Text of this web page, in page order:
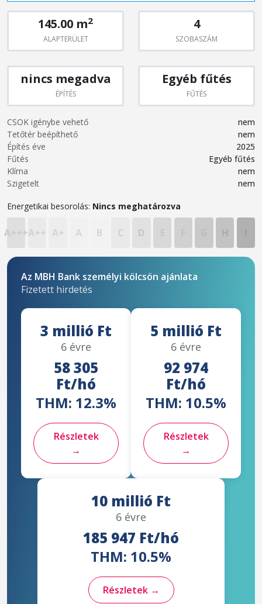
145.00 m2
ALAPTERÜLET
4
SZOBASZÁM
nincs megadva
ÉPÍTÉS
Egyéb fűtés
FŰTÉS
CSOK igénybe vehető
nem
Tetőtér beépíthető
nem
Építés éve
2025
Fűtés
Egyéb fűtés
Klíma
nem
Szigetelt
nem
Energetikai besorolás: Nincs meghatározva
A+++A++ A+ A B C D
Az MBH Bank személyi kölcsön ajánlata
Fizetett hirdetés
3 millió Ft
6 évre
58 305
Ft/hó
THM: 12.3%
Részletek
→
5 millió Ft
6 évre
92 974
Ft/hó
THM: 10.5%
Részletek
→
10 millió Ft
6 évre
185 947 Ft/hó
THM: 10.5%
Részletek →